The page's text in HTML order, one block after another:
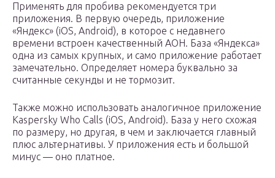
Применять для пробива рекомендуется три
приложения. В первую очередь, приложение
«Яндекс» (iOS, Android), в которое с недавнего
времени встроен качественный АОН. База «Яндекса»
одна из самых крупных, и само приложение работает
замечательно. Определяет номера буквально за
считанные секунды и не тормозит.
Также можно использовать аналогичное приложение
Kaspersky Who Calls (iOS, Android). База у него схожая
по размеру, но другая, в чем и заключается главный
плюс альтернативы. У приложения есть и большой
минус — оно платное.